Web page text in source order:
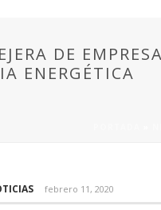
DE
ENERGÉTICA
febrero 11, 2020